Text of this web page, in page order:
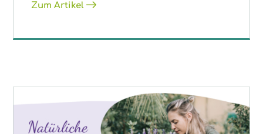
Zum Artikel